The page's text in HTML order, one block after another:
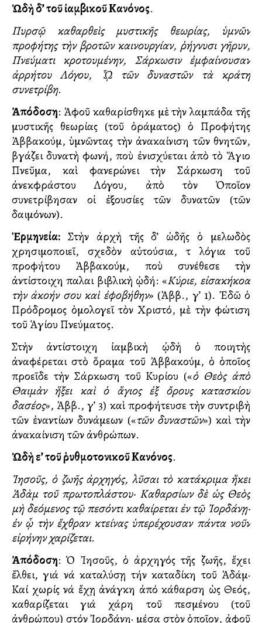
Ὠδὴ δ’ τοῦ ἰαμβικοῦ Κανόνος.
Πυρσῷ καθαρθεὶς μυστικῆς θεωρίας, ὑμνῶν
προφήτης τὴν βροτῶν καινουργίαν, ῥήγνυσι γῆρυν,
Πνεύματι κροτουμένην, Σάρκωσιν ἐμφαίνουσαν
ἀρρήτου Λόγου, ᾯ τῶν δυναστῶν τὰ κράτη
συνετρίβη.
Ἀπόδοση: Ἀφοῦ καθαρίσθηκε μὲ τὴν λαμπάδα τῆς
μυστικῆς θεωρίας (τοῦ ὁράματος) ὁ Προφήτης
Ἀββακούμ, ὑμνῶντας τὴν ἀνακαίνιση τῶν θνητῶν,
βγάζει δυνατὴ φωνή, ποὺ ἐνισχύεται ἀπὸ τὸ Ἅγιο
Πνεῦμα, καὶ φανερώνει τὴν Σάρκωση τοῦ
ἀνεκφράστου Λόγου, ἀπὸ τὸν Ὁποῖον
συνετρίβησαν οἱ ἐξουσίες τῶν δυνατῶν (τῶν
δαιμόνων).
Ἑρμηνεία: Στὴν ἀρχὴ τῆς δ’ ὠδῆς ὁ μελωδὸς
χρησιμοποιεῖ, σχεδὸν αὐτούσια, τὰ λόγια τοῦ
προφήτου Ἀββακούμ, ποὺ συνέθεσε τὴν
ἀντίστοιχη παλαιὰ βιβλικὴ ᾠδή: «Κύριε, εἰσακήκοα
τὴν ἀκοήν σου καὶ ἐφοβήθην» (Ἀββ., γ’ 1). Ἐδῶ ὁ
Πρόδρομος ὁμολογεῖ τὸν Χριστό, μὲ τὴν φώτιση
τοῦ Ἁγίου Πνεύματος.
Στὴν ἀντίστοιχη ἰαμβικὴ ᾠδὴ ὁ ποιητὴς
ἀναφέρεται στὸ ὅραμα τοῦ Ἀββακούμ, ὁ ὁποῖος
προεῖδε τὴν Σάρκωση τοῦ Κυρίου («ὁ Θεὸς ἀπὸ
Θαιμὰν ἥξει καὶ ὁ ἅγιος ἐξ ὄρους κατασκίου
δασέος», Ἀββ., γ’ 3) καὶ προφήτευσε τὴν συντριβὴ
τῶν ἐναντίων δυνάμεων («τῶν δυναστῶν») καὶ τὴν
ἀνακαίνιση τῶν ἀνθρώπων.
Ὠδὴ ε’ τοῦ ῥυθμοτονικοῦ Κανόνος.
Ἰησοῦς, ὁ ζωῆς ἀρχηγός, λῦσαι τὸ κατάκριμα ἥκει
Ἀδὰμ τοῦ πρωτοπλάστου· Καθαρσίων δὲ ὡς Θεὸς
μὴ δεόμενος τῷ πεσόντι καθαίρεται ἐν τῷ Ἰορδάνῃ·
ἐν ᾧ τὴν ἔχθραν κτείνας ὑπερέχουσαν πάντα νοῦν
εἰρήνην χαρίζεται.
Ἀπόδοση: Ὁ Ἰησοῦς, ὁ ἀρχηγός τῆς ζωῆς, ἔχει
ἔλθει, γιά νά καταλύσῃ τήν καταδίκη τοῦ Ἀδάμ·
Καί χωρίς νά ἔχῃ ἀνάγκη ἀπό κάθαρση ὡς Θεός,
καθαρίζεται γιά χάρη τοῦ πεσμένου (τοῦ
ἀνθρώπου) στόν Ἰορδάνη· μέσα στὸν ὁποῖον, ἀφοῦ